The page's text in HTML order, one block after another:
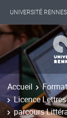
UNIVERSITÉ
INTERNATIONAL
LES NOUVELLES DE
Accueil
Licence
parcours